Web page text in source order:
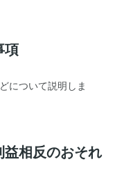
項
について説明しま
相反のおそれ